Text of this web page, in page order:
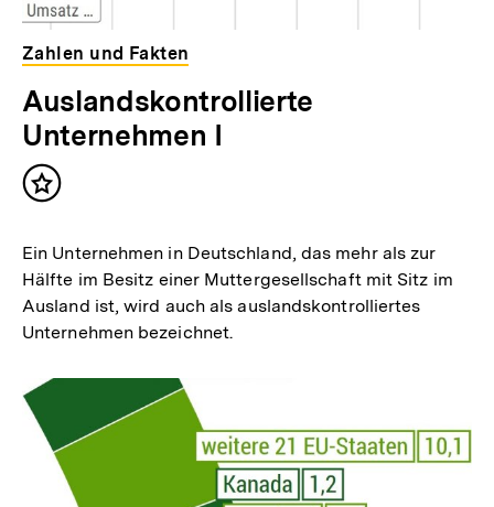
Zahlen und Fakten
Auslandskontrollierte
Unternehmen I
Inhalt
Ein Unternehmen in Deutschland, das mehr als zur
Hälfte im Besitz einer Muttergesellschaft mit Sitz im
Ausland ist, wird auch als auslandskontrolliertes
Unternehmen bezeichnet.